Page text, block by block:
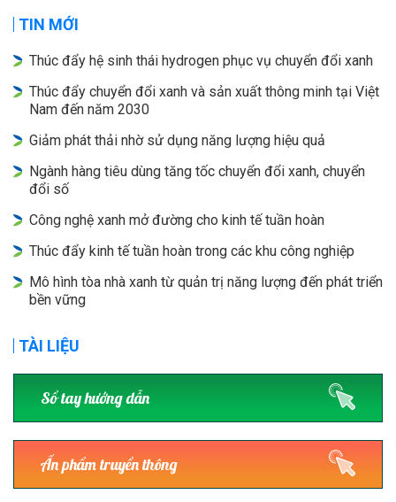
TIN MỚI
Thúc đẩy hệ sinh thái hydrogen phục vụ chuyển đổi xanh
Thúc đẩy chuyển đổi xanh và sản xuất thông minh tại Việt
Nam đến năm 2030
Giảm phát thải nhờ sử dụng năng lượng hiệu quả
Ngành hàng tiêu dùng tăng tốc chuyển đổi xanh, chuyển
đổi số
Công nghệ xanh mở đường cho kinh tế tuần hoàn
Thúc đẩy kinh tế tuần hoàn trong các khu công nghiệp
Mô hình tòa nhà xanh từ quản trị năng lượng đến phát triển
bền vững
TÀI LIỆU
Sổ tay hướng dẫn
Ấn phẩm truyền thông